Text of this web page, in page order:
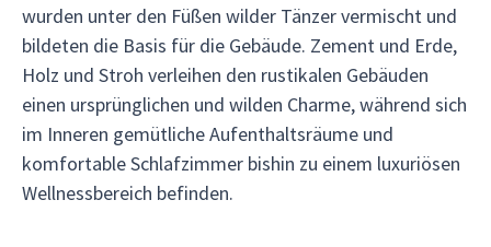
wurden unter den Füßen wilder Tänzer vermischt und
bildeten die Basis für die Gebäude. Zement und Erde,
Holz und Stroh verleihen den rustikalen Gebäuden
einen ursprünglichen und wilden Charme, während sich
im Inneren gemütliche Aufenthaltsräume und
komfortable Schlafzimmer bishin zu einem luxuriösen
Wellnessbereich befinden.